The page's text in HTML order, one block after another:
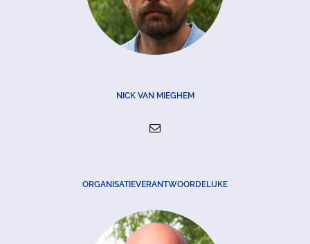
NICK VAN MIEGHEM
ORGANISATIEVERANTWOORDELIJKE